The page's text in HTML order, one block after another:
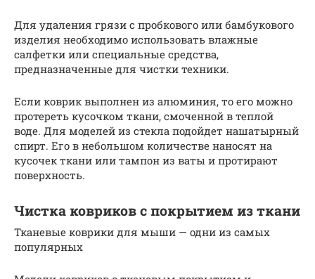
Для удаления грязи с пробкового или бамбукового
изделия необходимо использовать влажные
салфетки или специальные средства,
предназначенные для чистки техники.
Если коврик выполнен из алюминия, то его можно
протереть кусочком ткани, смоченной в теплой
воде. Для моделей из стекла подойдет нашатырный
спирт. Его в небольшом количестве наносят на
кусочек ткани или тампон из ваты и протирают
поверхность.
Чистка ковриков с покрытием из ткани
Тканевые коврики для мыши — одни из самых
популярных